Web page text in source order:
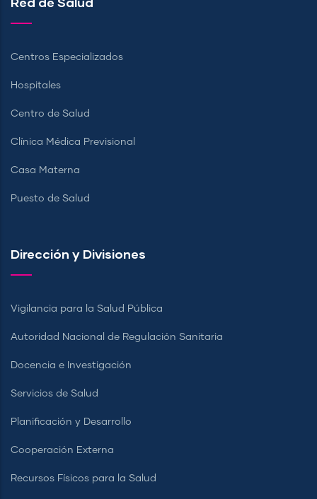
Centros Especializados
Hospitales
Centro de Salud
Clínica Médica Previsional
Casa Materna
Puesto de Salud
Dirección y Divisiones
Vigilancia para la Salud Pública
Autoridad Nacional de Regulación Sanitaria
Docencia e Investigación
Servicios de Salud
Planificación y Desarrollo
Cooperación Externa
Recursos Físicos para la Salud